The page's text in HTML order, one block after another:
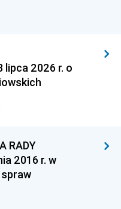
lipca 2026 r. o
RADY
2016 r. w